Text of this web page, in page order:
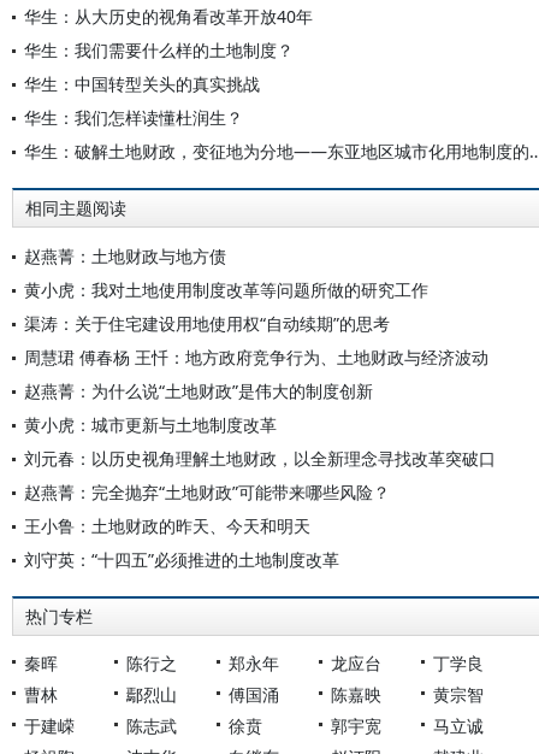
华生：从大历史的视角看改革开放40年
华生：我们需要什么样的土地制度？
华生：中国转型关头的真实挑战
华生：我们怎样读懂杜润生？
华生：破解土地财政，变征
相同主题阅读
赵燕菁：土地财政与地方债
黄小虎：我对土地使用制度改革等问题所做的研究工作
渠涛：关于住宅建设用地使用权“自动续期”的思考
周慧珺 傅春杨 王忏：地方政府竞争行为、土地财政与经济波动
赵燕菁：为什么说“土地财政”是伟大的制度创新
黄小虎：城市更新与土地制度改革
刘元春：以历史视角理解土地财政，以全新理念寻找改革突破口
赵燕菁：完全抛弃“土地财政”可能带来哪些风险？
王小鲁：土地财政的昨天、今天和明天
刘守英：“十四五”必须推进的土地制度改革
热门专栏
秦晖 陈行之 郑永年 龙应台
丁学良
曹林
鄢烈山 傅国涌 陈嘉映
黄宗智
于建嵘
陈志武 徐贲 郭宇宽
马立诚